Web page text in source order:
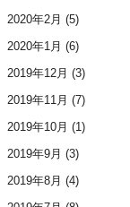
2020年2月 (5)
2020年1月 (6)
2019年12月 (3)
2019年11月 (7)
2019年10月 (1)
2019年9月 (3)
2019年8月 (4)